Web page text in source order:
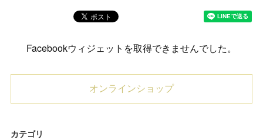
Facebookウィジェットを取得できませんでした。
オンラインショップ
カテゴリ